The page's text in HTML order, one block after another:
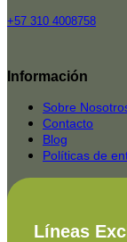
+57 310 4008758
Rated
2025-
Información
Sobre
Contacto
Blog
Políticas de
Líneas